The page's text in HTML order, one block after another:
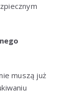
muszą już